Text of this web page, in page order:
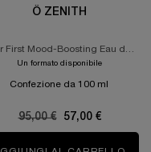
Ô ZENITH
First Mood-Boosting Eau de
Toilette
Un formato disponibile
Confezione da 100 ml
Old price
95,00 € New price
57,00 €